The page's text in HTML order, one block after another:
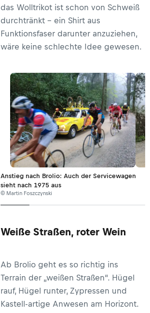
das Wolltrikot ist schon von Schweiß
durchtränkt – ein Shirt aus
Funktionsfaser darunter anzuziehen,
wäre keine schlechte Idee gewesen.
Anstieg nach Brolio: Auch der Servicewagen
sieht nach 1975 aus
© Martin Foszczynski
Weiße Straßen, roter Wein
Ab Brolio geht es so richtig ins
Terrain der „weißen Straßen“. Hügel
rauf, Hügel runter, Zypressen und
Kastell-artige Anwesen am Horizont.